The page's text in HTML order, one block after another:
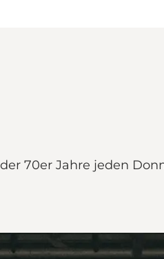
70er Jahre jeden